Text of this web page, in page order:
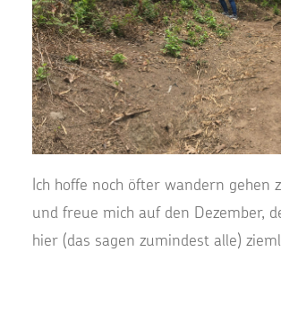
Ich hoffe noch öfter wandern gehen
und freue mich auf den Dezember,
hier (das sagen zumindest alle)